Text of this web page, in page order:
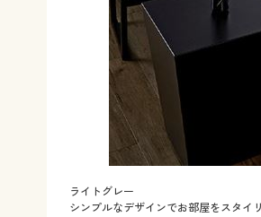
ライトグレー
シンプルなデザインでお部屋をスタイ